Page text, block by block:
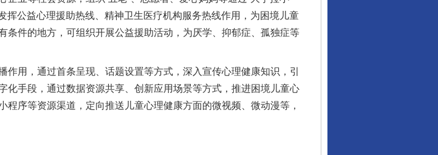
挥公益心理援助热线、精神卫生医疗机构服务热线作用，为困境儿童
条件的地方，可组织开展公益援助活动，为厌学、抑郁症、孤独症等
用，通过首条呈现、话题设置等方式，深入宣传心理健康知识，引
化手段，通过数据资源共享、创新应用场景等方式，推进困境儿童心
序等资源渠道，定向推送儿童心理健康方面的微视频、微动漫等，